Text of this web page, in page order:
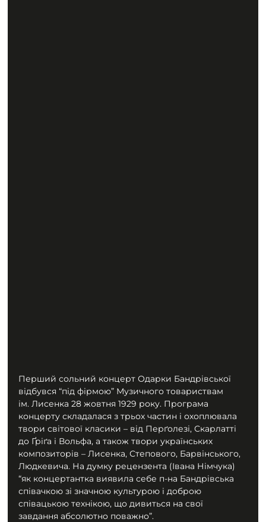
Перший сольний концерт Одарки Бандрівської
відбувся “під фірмою” Музичного товариствам
ім. Лисенка 28 жовтня 1929 року. Програма
концерту складалася з трьох частин і охоплювала
твори світової класики – від Перґолезі, Скарлатті
до Ґріґа і Вольфа, а також твори українських
композиторів – Лисенка, Степового, Барвінського,
Людкевича. На думку рецензента (Івана Німчука)
“як концертантка виявила себе п-на Бандрівська
співачкою зі значною культурою і доброю
співацькою технікою, що дивиться на свої
завдання абсолютно поважно”.